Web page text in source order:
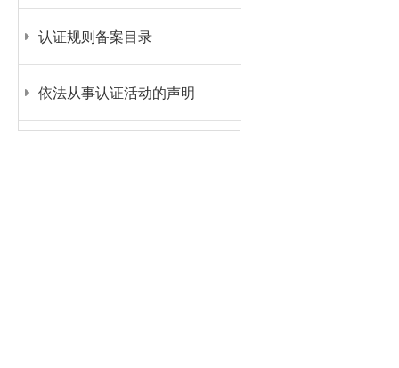
认证规则备案目录
依法从事认证活动的声明